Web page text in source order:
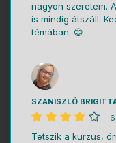
nagyon szeretem.
is mindig átszáll.
témában. 😊
SZANISZLÓ
Tetszik a kurzus,